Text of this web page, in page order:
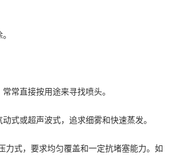
常直接按用途来寻找喷头。
式或超声波式，追求细雾和快速蒸发。
力式，要求均匀覆盖和一定抗堵塞能力。如